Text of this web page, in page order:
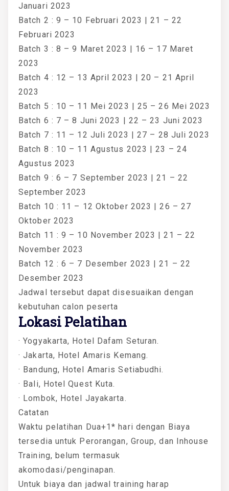
Januari 2023
Batch 2 : 9 – 10 Februari 2023 | 21 – 22
Februari 2023
Batch 3 : 8 – 9 Maret 2023 | 16 – 17 Maret
2023
Batch 4 : 12 – 13 April 2023 | 20 – 21 April
2023
Batch 5 : 10 – 11 Mei 2023 | 25 – 26 Mei 2023
Batch 6 : 7 – 8 Juni 2023 | 22 – 23 Juni 2023
Batch 7 : 11 – 12 Juli 2023 | 27 – 28 Juli 2023
Batch 8 : 10 – 11 Agustus 2023 | 23 – 24
Agustus 2023
Batch 9 : 6 – 7 September 2023 | 21 – 22
September 2023
Batch 10 : 11 – 12 Oktober 2023 | 26 – 27
Oktober 2023
Batch 11 : 9 – 10 November 2023 | 21 – 22
November 2023
Batch 12 : 6 – 7 Desember 2023 | 21 – 22
Desember 2023
Jadwal tersebut dapat disesuaikan dengan
kebutuhan calon peserta
Lokasi Pelatihan
· Yogyakarta, Hotel Dafam Seturan.
· Jakarta, Hotel Amaris Kemang.
· Bandung, Hotel Amaris Setiabudhi.
· Bali, Hotel Quest Kuta.
· Lombok, Hotel Jayakarta.
Catatan
Waktu pelatihan Dua+1* hari dengan Biaya
tersedia untuk Perorangan, Group, dan Inhouse
Training, belum termasuk
akomodasi/penginapan.
Untuk biaya dan jadwal training harap